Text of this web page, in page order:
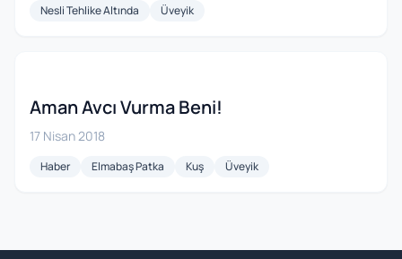
Nesli Tehlike Altında
Üveyik
Aman Avcı Vurma Beni!
17 Nisan 2018
Haber Elmabaş Patka Kuş Üveyik